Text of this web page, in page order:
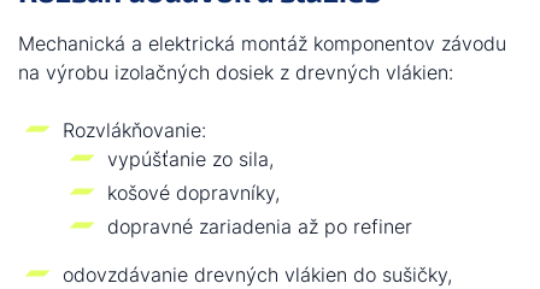
Mechanická a elektrická montáž komponentov závodu
na výrobu izolačných dosiek z drevných vlákien:
Rozvlákňovanie:
vypúšťanie zo sila,
košové dopravníky,
dopravné zariadenia až po refiner
odovzdávanie drevných vlákien do sušičky,